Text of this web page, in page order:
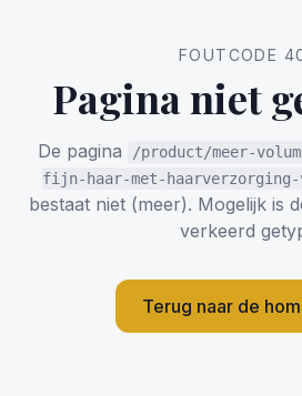
FOUTCODE
Pagina niet
De pagina
/product/meer-
fijn-haar-met-
bestaat niet (meer). Mogelijk is
verkeerd
Terug naar de